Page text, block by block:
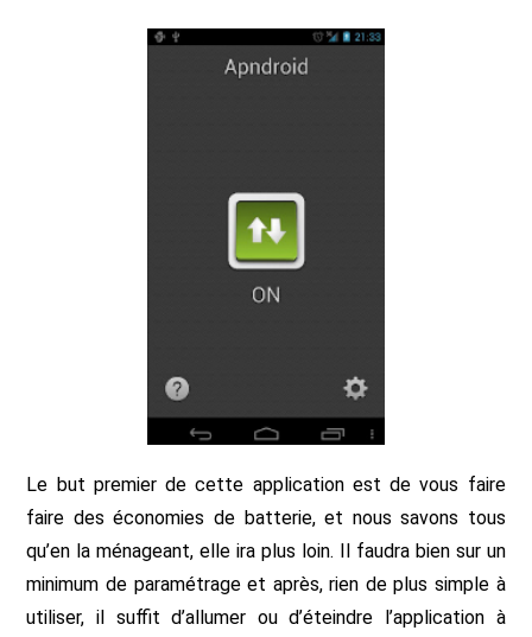
Le but premier de cette application est de vous faire
faire des économies de batterie, et nous savons tous
qu’en la ménageant, elle ira plus loin. Il faudra bien sur un
minimum de paramétrage et après, rien de plus simple à
utiliser, il suffit d’allumer ou d’éteindre l’application à